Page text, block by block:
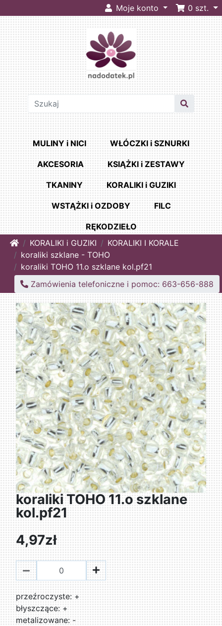
Moje konto 0 szt.
MULINY i NICI WŁÓCZKI i SZNURKI
AKCESORIA KSIĄŻKI i ZESTAWY
TKANINY KORALIKI i GUZIKI
WSTĄŻKI i OZDOBY FILC
RĘKODZIEŁO
HomeKORALIKI i GUZIKI
KORALIKI I KORALE
koraliki szklane - TOHO
koraliki TOHO 11.o szklane kol.pf21
Zamówienia telefoniczne i pomoc: 663-656-888
koraliki TOHO 11.o szklane
kol.pf21
4,97zł
przeźroczyste: +
błyszczące: +
metalizowane: -